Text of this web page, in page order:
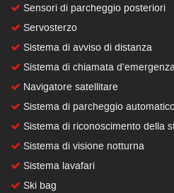
Sensori di parcheggio posteriori
Servosterzo
Sistema di avviso di distanza
Sistema di chiamata
Navigatore satellitare
Sistema di parcheggio
Sistema di riconoscimento della
Sistema di visione notturna
Sistema lavafari
Ski bag